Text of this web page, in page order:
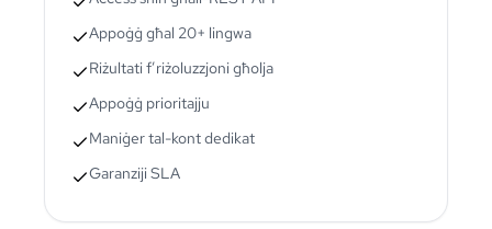
Appoġġ għal 20+ lingwa
Riżultati f’riżoluzzjoni għolja
Appoġġ prioritajju
Maniġer tal-kont dedikat
Garanziji SLA